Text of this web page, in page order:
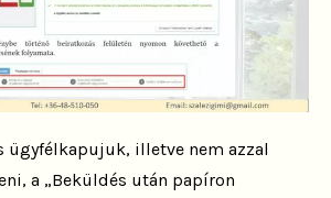
ügyfélkapujuk, illetve nem azzal
a „Beküldés után papíron